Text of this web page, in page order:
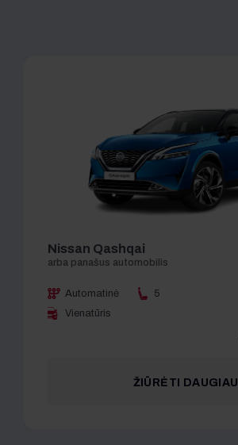
Nissan Qashqai
Automatinė
5
Vienatūris
ŽIŪRĖTI DAUGIAU